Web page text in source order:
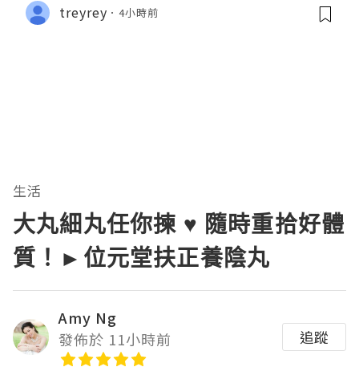
treyrey 4小時前
生活
大丸細丸任你揀 ♥ 隨時重拾好體
質！►位元堂扶正養陰丸
Amy Ng
發佈於 11小時前
追蹤